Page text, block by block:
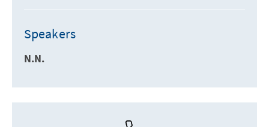
Speakers
N.N.